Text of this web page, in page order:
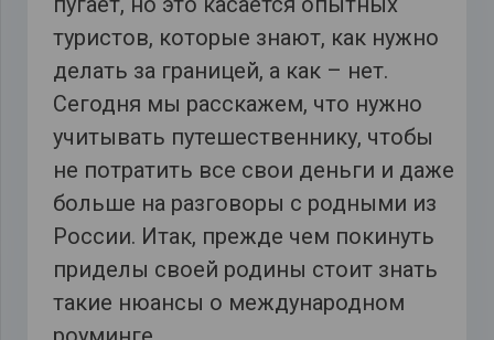
туристов, которые знают, как нужно
делать за границей, а как – нет.
Сегодня мы расскажем, что нужно
учитывать путешественнику, чтобы
не потратить все свои деньги и даже
больше на разговоры с родными из
России. Итак, прежде чем покинуть
приделы своей родины стоит знать
такие нюансы о международном